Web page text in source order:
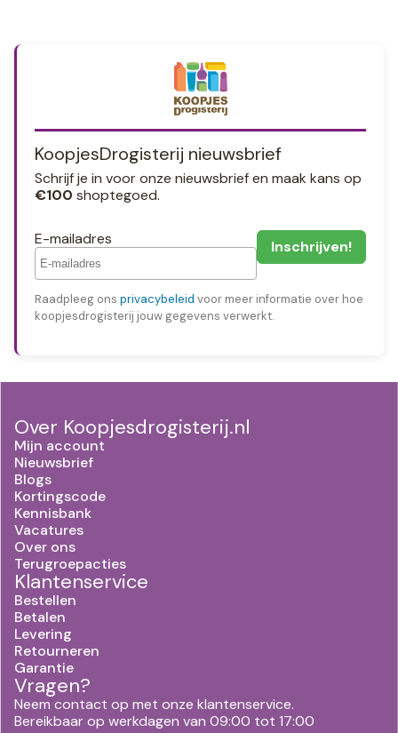
KoopjesDrogisterij nieuwsbrief
Schrijf je in voor onze nieuwsbrief en maak kans op
€100 shoptegoed.
E-mailadres
Raadpleeg ons privacybeleid voor meer informatie over hoe
koopjesdrogisterij jouw gegevens verwerkt.
Over Koopjesdrogisterij.nl
Mijn account
Nieuwsbrief
Blogs
Kortingscode
Kennisbank
Vacatures
Over ons
Terugroepacties
Klantenservice
Bestellen
Betalen
Levering
Retourneren
Garantie
Vragen?
Neem contact op met onze klantenservice.
Bereikbaar op werkdagen van 09:00 tot 17:00